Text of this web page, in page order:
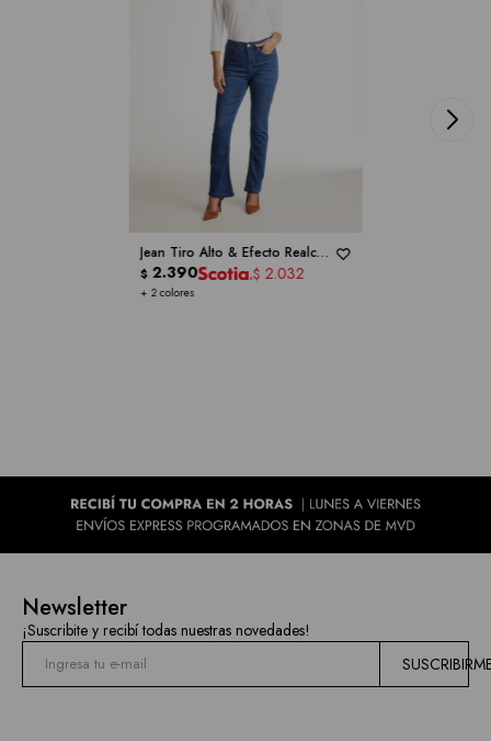
Jean Tiro Alto & Efecto Realce -
ONE 5 ONE
+ 2 colores
$ 2.390 $ 2.032
Newsletter
¡Suscribite y recibí todas nuestras novedades!